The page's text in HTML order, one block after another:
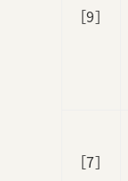
［9］
［7］